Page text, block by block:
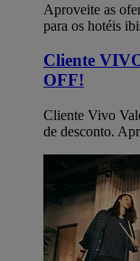
Aproveite as
para os hotéis
Cliente
OFF!
Cliente Vivo
de desconto.